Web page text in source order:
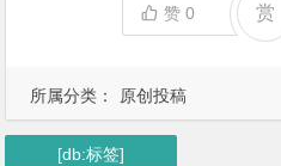
所属分类： 原创投稿
赞0 赏
[db:标签]